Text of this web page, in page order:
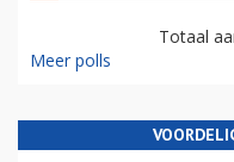
Totaal
Meer polls